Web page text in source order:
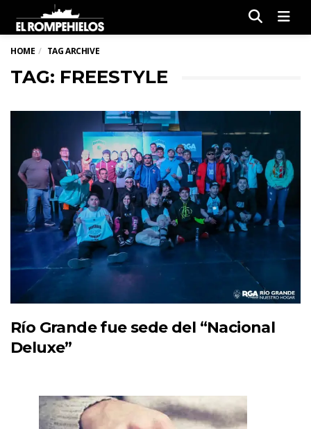
HOME TAG ARCHIVE
TAG: FREESTYLE
Río Grande fue sede del “Nacional
Deluxe”